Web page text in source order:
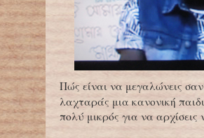
Πώς είναι να μεγαλώνεις
λαχταράς μια κανονική
πολύ μικρός για να αρχίσεις